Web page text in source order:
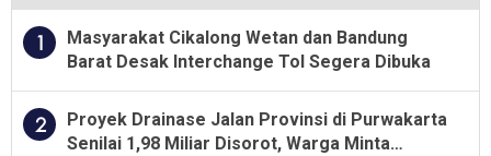
1
Masyarakat Cikalong Wetan dan Bandung
Barat Desak Interchange Tol Segera Dibuka
2
Proyek Drainase Jalan Provinsi di Purwakarta
Senilai 1,98 Miliar Disorot, Warga Minta